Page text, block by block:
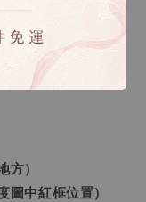
水晶喔❤
方）
圖中紅框位置）